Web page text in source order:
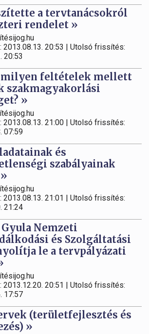
a tervtanácsokról
rendelet »
2013.08.13. 20:53 | Utolsó frissítés:
20:53
milyen feltételek mellett
szakmagyakorlási
»
2013.08.13. 21:00 | Utolsó frissítés:
07:59
és
szabályainak
2013.08.13. 21:01 | Utolsó frissítés:
21:24
Nemzeti
és Szolgáltatási
le a tervpályázati
2013.12.20. 20:51 | Utolsó frissítés:
17:57
(területfejlesztés és
»